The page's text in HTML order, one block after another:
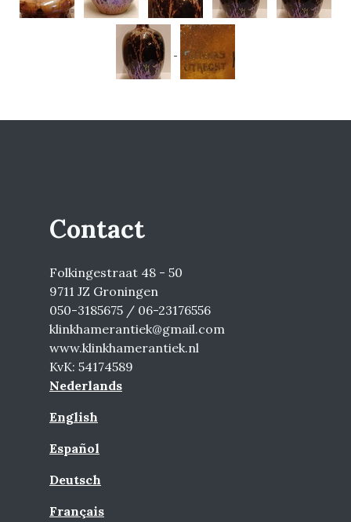
Contact
Folkingestraat 48 - 50
9711 JZ Groningen
050-3185675 / 06-23176556
klinkhamerantiek@gmail.com
www.klinkhamerantiek.nl
KvK: 54174589
Nederlands
English
Español
Deutsch
Français